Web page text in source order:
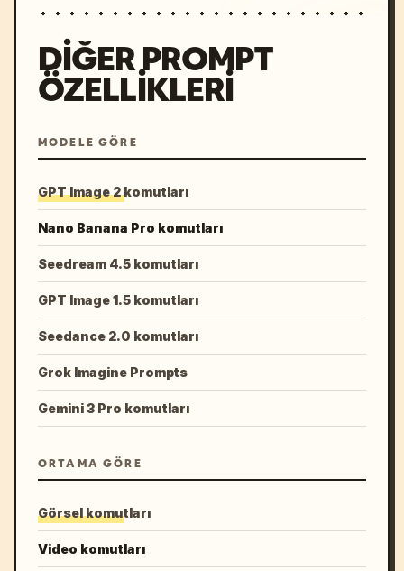
DIĞER PROMPT
ÖZELLIKLERI
MODELE GÖRE
GPT Image 2 komutları
Nano Banana Pro komutları
Seedream 4.5 komutları
GPT Image 1.5 komutları
Seedance 2.0 komutları
Grok Imagine Prompts
Gemini 3 Pro komutları
ORTAMA GÖRE
Görsel komutları
Video komutları